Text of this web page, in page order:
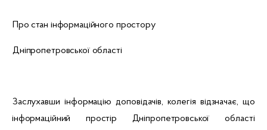
Про стан інформаційного простору
Дніпропетровської області
Заслухавши інформацію доповідачів, колегія відзначає, що
інформаційний простір Дніпропетровської області